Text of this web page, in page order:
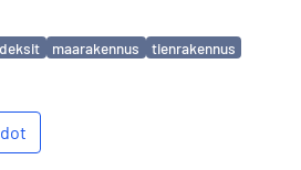
maarakennus tienrakennus